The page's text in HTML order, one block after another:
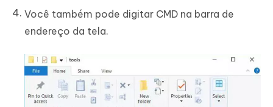
Você também pode digitar CMD na barra de
endereço da tela.